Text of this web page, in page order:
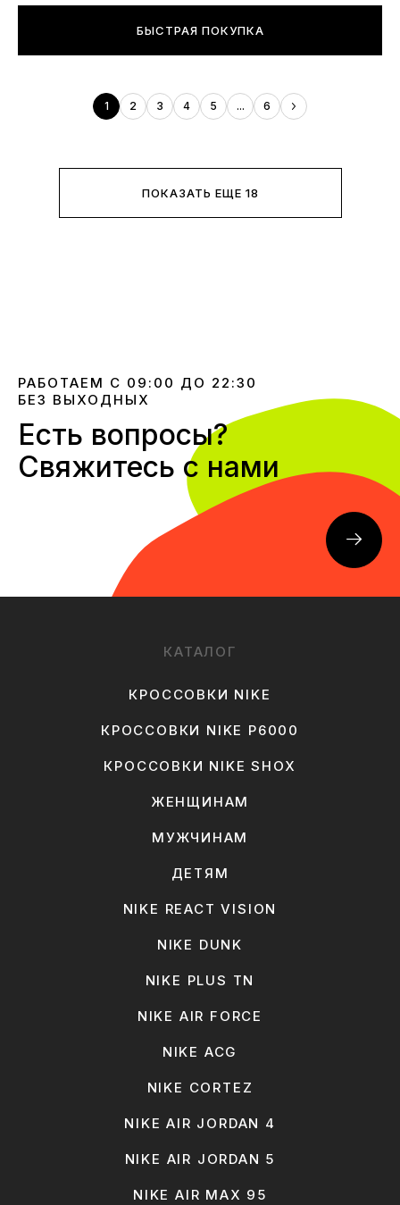
БЫСТРАЯ ПОКУПКА
1 2 3 4 5 ... 6
ПОКАЗАТЬ ЕЩЕ 18
РАБОТАЕМ С 09:00 ДО 22:30
БЕЗ ВЫХОДНЫХ
Есть вопросы?
Свяжитесь с нами
КАТАЛОГ
КРОССОВКИ NIKE
КРОССОВКИ NIKE P6000
КРОССОВКИ NIKE SHOX
ЖЕНЩИНАМ
МУЖЧИНАМ
ДЕТЯМ
NIKE REACT VISION
NIKE DUNK
NIKE PLUS TN
NIKE AIR FORCE
NIKE ACG
NIKE CORTEZ
NIKE AIR JORDAN 4
NIKE AIR JORDAN 5
NIKE AIR MAX 95